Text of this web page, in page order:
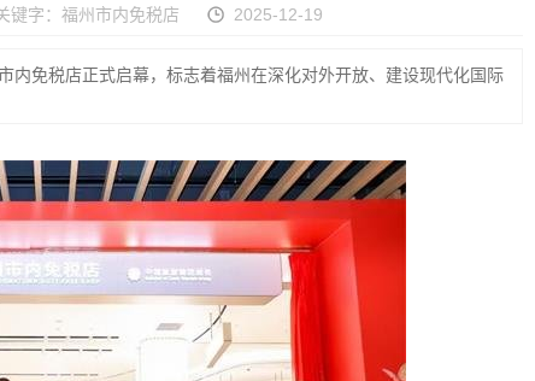
键字： 福州市内免税店 2025-12-19
内免税店正式启幕，标志着福州在深化对外开放、建设现代化国际